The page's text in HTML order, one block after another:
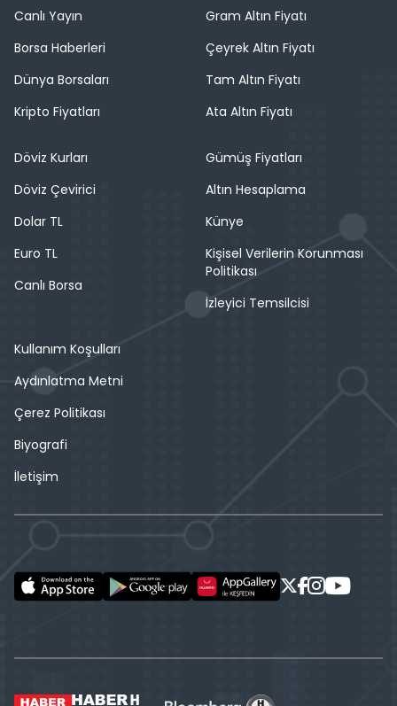
Canlı Yayın
Borsa Haberleri
Dünya Borsaları
Kripto Fiyatları
Gram Altın Fiyatı
Çeyrek Altın Fiyatı
Tam Altın Fiyatı
Ata Altın Fiyatı
Döviz Kurları
Döviz Çevirici
Dolar TL
Euro TL
Canlı Borsa
Gümüş Fiyatları
Altın Hesaplama
Künye
Kişisel Verilerin Korunması
Politikası
İzleyici Temsilcisi
Kullanım Koşulları
Aydınlatma Metni
Çerez Politikası
Biyografi
İletişim